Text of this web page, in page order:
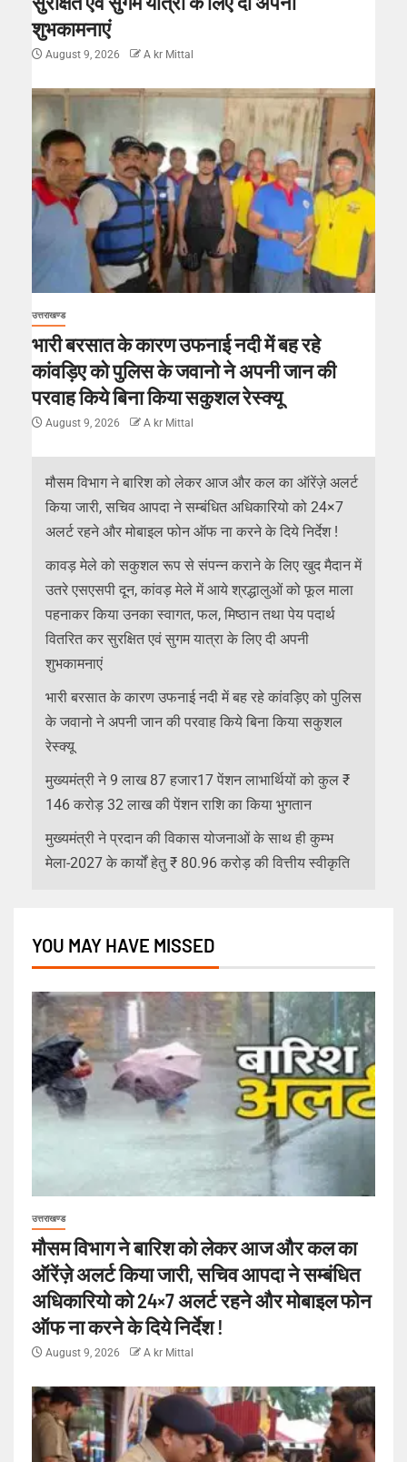
शुभकामनाएं
August 9, 2026 A kr Mittal
उत्तराखण्ड
भारी बरसात के कारण उफनाई नदी में बह रहे
कांवड़िए को पुलिस के जवानो ने अपनी जान की
परवाह किये बिना किया सकुशल रेस्क्यू
August 9, 2026 A kr Mittal
मौसम विभाग ने बारिश को लेकर आज और कल का ऑरेंज़े अलर्ट
किया जारी, सचिव आपदा ने सम्बंधित अधिकारियो को 24×7
अलर्ट रहने और मोबाइल फोन ऑफ ना करने के दिये निर्देश !
कावड़ मेले को सकुशल रूप से संपन्न कराने के लिए खुद मैदान में
उतरे एसएसपी दून, कांवड़ मेले में आये श्रद्धालुओं को फूल माला
पहनाकर किया उनका स्वागत, फल, मिष्ठान तथा पेय पदार्थ
वितरित कर सुरक्षित एवं सुगम यात्रा के लिए दी अपनी
शुभकामनाएं
भारी बरसात के कारण उफनाई नदी में बह रहे कांवड़िए को पुलिस
के जवानो ने अपनी जान की परवाह किये बिना किया सकुशल
रेस्क्यू
मुख्यमंत्री ने 9 लाख 87 हजार17 पेंशन लाभार्थियों को कुल ₹
146 करोड़ 32 लाख की पेंशन राशि का किया भुगतान
मुख्यमंत्री ने प्रदान की विकास योजनाओं के साथ ही कुम्भ
मेला-2027 के कार्यों हेतु ₹ 80.96 करोड़ की वित्तीय स्वीकृति
YOU MAY HAVE MISSED
उत्तराखण्ड
मौसम विभाग ने बारिश को लेकर आज और कल का
ऑरेंज़े अलर्ट किया जारी, सचिव आपदा ने सम्बंधित
अधिकारियो को 24×7 अलर्ट रहने और मोबाइल फोन
ऑफ ना करने के दिये निर्देश !
August 9, 2026 A kr Mittal